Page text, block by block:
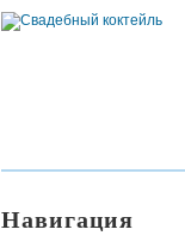
Навигация